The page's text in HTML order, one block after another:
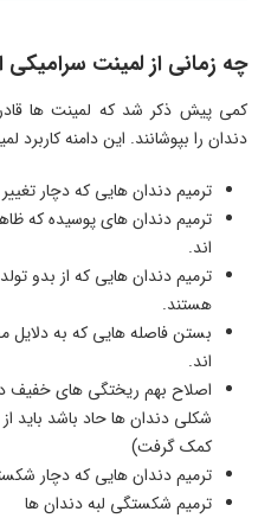
چه زمانی از لمینت سرامیکی
کمی پیش ذکر شد که لمینت‌ ها
دندان را بپوشانند. این دامنه
ترمیم دندان‌ هایی که دچار
ترمیم دندان‌ های پوسیده که
اند.
ترمیم دندان‌ هایی که از بدو
هستند.
بستن فاصله‌ هایی که به دلایل
اند.
اصلاح بهم‌ ریختگی‌ های خفیف
شکلی دندان‌ ها حاد باشد باید
کمک گرفت)
ترمیم دندان‌ هایی که دچار
ترمیم شکستگی لبه دندان‌ ها